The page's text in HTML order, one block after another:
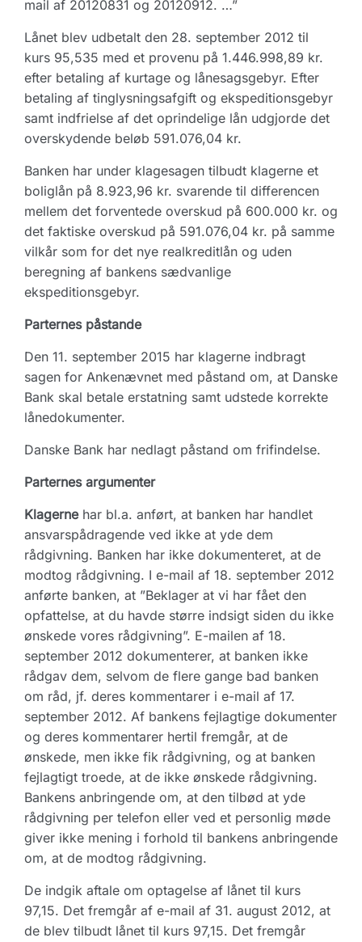
mail af 20120831 og 20120912. …”
Lånet blev udbetalt den 28. september 2012 til
kurs 95,535 med et provenu på 1.446.998,89 kr.
efter betaling af kurtage og lånesagsgebyr. Efter
betaling af tinglysningsafgift og ekspeditionsgebyr
samt indfrielse af det oprindelige lån udgjorde det
overskydende beløb 591.076,04 kr.
Banken har under klagesagen tilbudt klagerne et
boliglån på 8.923,96 kr. svarende til differencen
mellem det forventede overskud på 600.000 kr. og
det faktiske overskud på 591.076,04 kr. på samme
vilkår som for det nye realkreditlån og uden
beregning af bankens sædvanlige
ekspeditionsgebyr.
Parternes påstande
Den 11. september 2015 har klagerne indbragt
sagen for Ankenævnet med påstand om, at Danske
Bank skal betale erstatning samt udstede korrekte
lånedokumenter.
Danske Bank har nedlagt påstand om frifindelse.
Parternes argumenter
Klagernehar bl.a. anført, at banken har handlet
ansvarspådragende ved ikke at yde dem
rådgivning. Banken har ikke dokumenteret, at de
modtog rådgivning. I e-mail af 18. september 2012
anførte banken, at ”Beklager at vi har fået den
opfattelse, at du havde større indsigt siden du ikke
ønskede vores rådgivning”. E-mailen af 18.
september 2012 dokumenterer, at banken ikke
rådgav dem, selvom de flere gange bad banken
om råd, jf. deres kommentarer i e-mail af 17.
september 2012. Af bankens fejlagtige dokumenter
og deres kommentarer hertil fremgår, at de
ønskede, men ikke fik rådgivning, og at banken
fejlagtigt troede, at de ikke ønskede rådgivning.
Bankens anbringende om, at den tilbød at yde
rådgivning per telefon eller ved et personlig møde
giver ikke mening i forhold til bankens anbringende
om, at de modtog rådgivning.
De indgik aftale om optagelse af lånet til kurs
97,15. Det fremgår af e-mail af 31. august 2012, at
de blev tilbudt lånet til kurs 97,15. Det fremgår